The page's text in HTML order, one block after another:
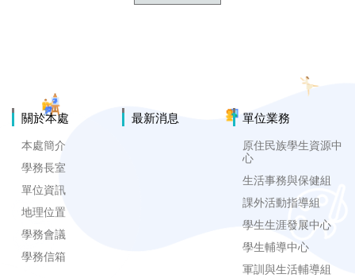
關於本處
本處簡介
學務長室
單位資訊
地理位置
學務會議
學務信箱
最新消息 單位業務
原住民族學生資源中
心
生活事務與保健組
課外活動指導組
學生生涯發展中心
學生輔導中心
軍訓與生活輔導組